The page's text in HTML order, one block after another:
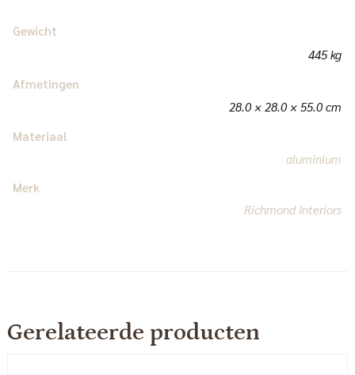
Gewicht
445 kg
Afmetingen
28.0 × 28.0 × 55.0 cm
Materiaal
aluminium
Merk
Richmond Interiors
Gerelateerde producten